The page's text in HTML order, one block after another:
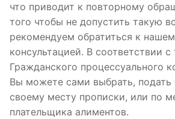
что приводит к повторному
того чтобы не допустить такую
рекомендуем обратиться к
консультацией. В соответствии
Гражданского процессуального
Вы можете сами выбрать, подать
своему месту прописки, или по
плательщика алиментов.